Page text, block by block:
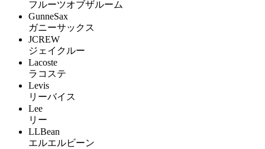
フルーツオブザルーム
GunneSax
ガニーサックス
JCREW
ジェイクルー
Lacoste
ラコステ
Levis
リーバイス
Lee
リー
LLBean
エルエルビーン